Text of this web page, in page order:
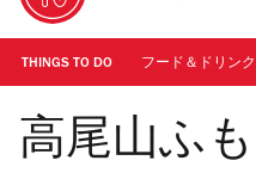
動
THINGS TO DO フード＆ドリンク
Fumotoya
高尾山ふ